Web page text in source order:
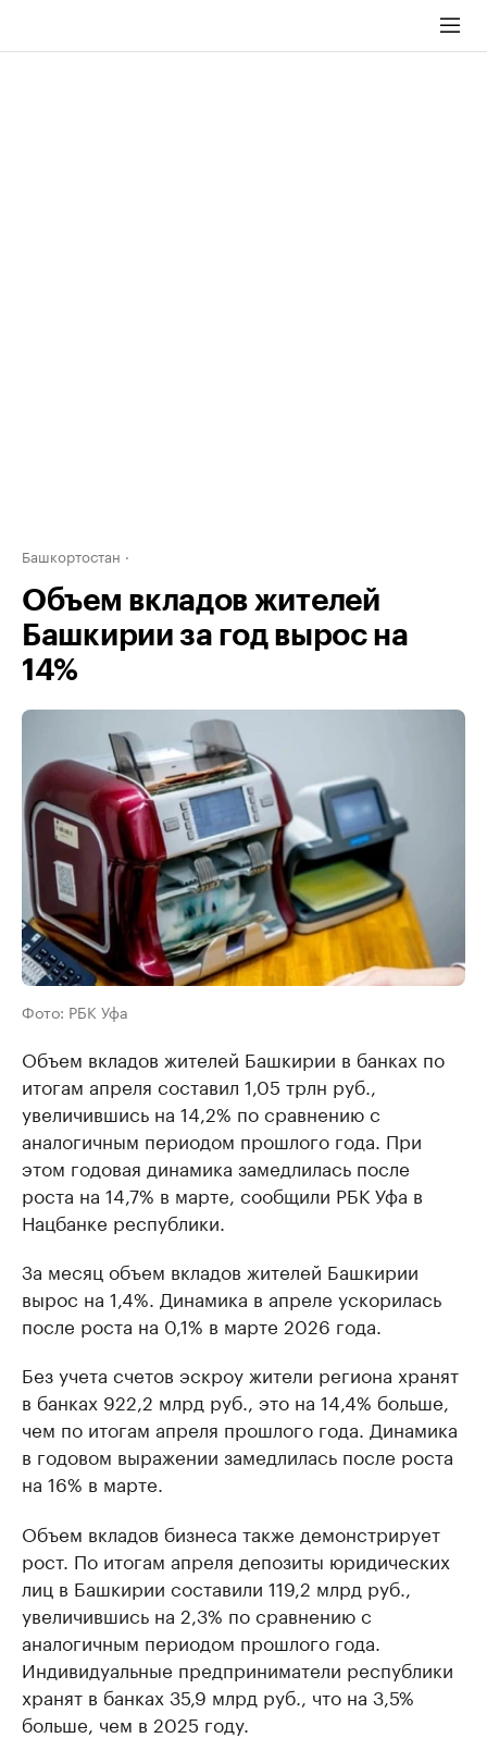
Башкортостан
Объем вкладов жителей
Башкирии за год вырос на
14%
Фото: РБК Уфа
Объем вкладов жителей Башкирии в банках по
итогам апреля составил 1,05 трлн руб.,
увеличившись на 14,2% по сравнению с
аналогичным периодом прошлого года. При
этом годовая динамика замедлилась после
роста на 14,7% в марте, сообщили РБК Уфа в
Нацбанке республики.
За месяц объем вкладов жителей Башкирии
вырос на 1,4%. Динамика в апреле ускорилась
после роста на 0,1% в марте 2026 года.
Без учета счетов эскроу жители региона хранят
в банках 922,2 млрд руб., это на 14,4% больше,
чем по итогам апреля прошлого года. Динамика
в годовом выражении замедлилась после роста
на 16% в марте.
Объем вкладов бизнеса также демонстрирует
рост. По итогам апреля депозиты юридических
лиц в Башкирии составили 119,2 млрд руб.,
увеличившись на 2,3% по сравнению с
аналогичным периодом прошлого года.
Индивидуальные предприниматели республики
хранят в банках 35,9 млрд руб., что на 3,5%
больше, чем в 2025 году.